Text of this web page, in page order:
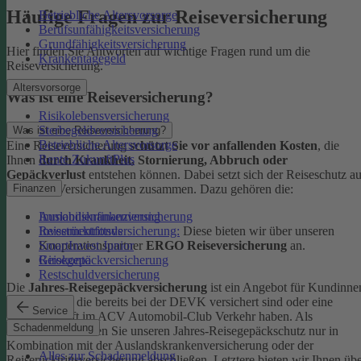
Betriebliche Altersvorsorge
Berufsunfähigkeitsversicherung
Grundfähigkeitsversicherung
Krankentagegeld
Altersvorsorge
Risikolebensversicherung
Sterbegeldversicherung
Betriebliche Altersvorsorge
Rente ZukunftPlus
Finanzen
Immobilienfinanzierung
Investmentfonds
SmartInvest Junior
Girokonto
Restschuldversicherung
Service
Schadenmeldung
Alles zur Schadenmeldung
Häufige Fragen zur Reiseversicherung
Hier finden Sie Antworten auf wichtige Fragen rund um die
Reiseversicherung.
Was ist eine Reiseversicherung?
Was ist eine Reiseversicherung?
Eine Reiseversicherungschützt Sie vor anfallenden Kosten, die
Ihnen durch Krankheit, Stornierung, Abbruch oder
Gepäckverlust entstehen können. Dabei setzt sich der Reiseschutz
mehreren Versicherungen zusammen. Dazu gehören die:
Auslandskrankenversicherung
Reiserücktrittsversicherung: Diese bieten wir über unseren
Kooperationspartner ERGO Reiseversicherung an.
Reisegepäckversicherung
Die Jahres-Reisegepäckversicherung ist ein Angebot für
und Kunden, die bereits bei der DEVK versichert sind oder eine
Mitgliedschaft im ACV Automobil-Club Verkehr haben. Als
Neukund:in können Sie unseren Jahres-Reisegepäckschutz nur in
Kombination mit der Auslandskrankenversicherung oder der